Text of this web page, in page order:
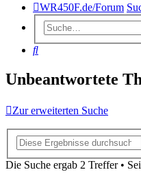
WR450F.de/Forum
Suche
Unbeantwortete
Zur erweiterten Suche
Die Suche ergab 2 Treffer •